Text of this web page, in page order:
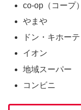
co-op（コープ）
やまや
ドン・キホーテ
イオン
地域スーパー
コンビニ